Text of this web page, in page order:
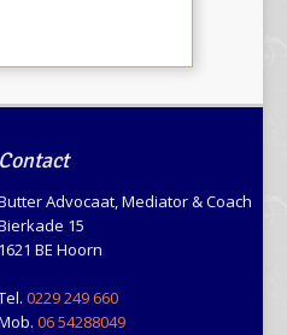
Contact
Advocaat, Mediator & Coach
15
1621 BE Hoorn
0229 249 660
06 54288049